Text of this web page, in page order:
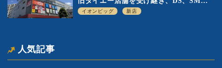
戦区にイオンビッグが出店へ
イオンビッグ 新店
人気記事